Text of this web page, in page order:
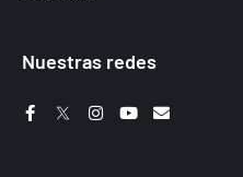
Nuestras redes